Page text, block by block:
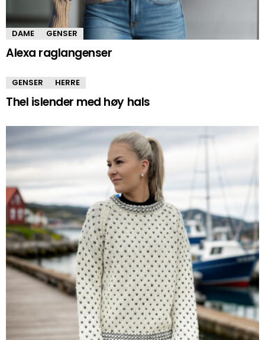
DAME GENSER
Alexa raglangenser
GENSER HERRE
Thel islender med høy hals